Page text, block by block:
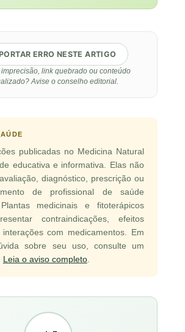
ERRO NESTE ARTIGO
link quebrado ou conteúdo
Avise o conselho editorial.
publicadas no Medicina Natural
educativa e informativa. Elas não
diagnóstico, prescrição ou
de profissional de saúde
medicinais e fitoterápicos
contraindicações, efeitos
com medicamentos. Em
sobre seu uso, consulte um
Leia o aviso completo.